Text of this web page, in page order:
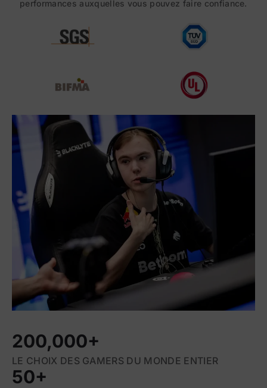
performances auxquelles vous pouvez faire confiance.
200,000+
LE CHOIX DES GAMERS DU MONDE ENTIER
50+